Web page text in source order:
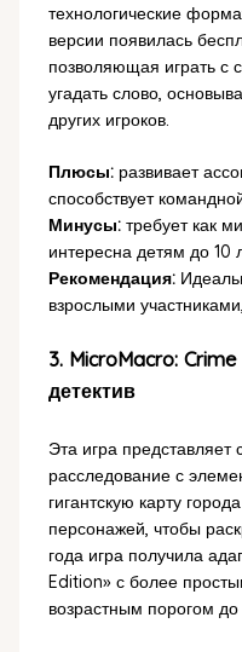
технологические
версии появилась
позволяющая играть с
угадать слово,
других игроков.
Плюсы:развивает
способствует
Минусы:требует как
интересна детям до 10
Рекомендация:
взрослыми
3. MicroMacro:
детектив
Эта игра представляет
расследование с
гигантскую карту
персонажей, чтобы
года игра получила
Edition» с более
возрастным порогом до